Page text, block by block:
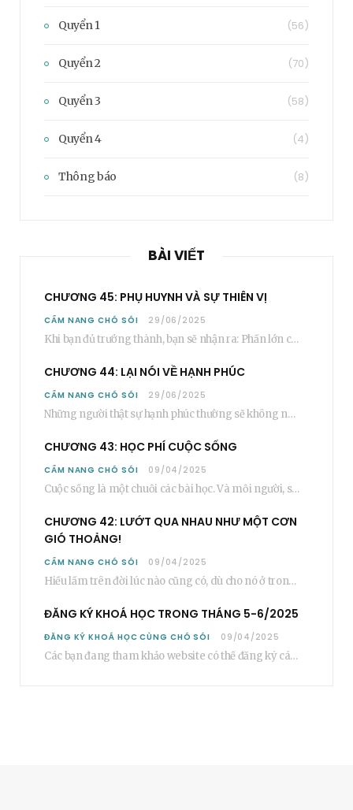
Quyển 1 (56)
Quyển 2 (70)
Quyển 3 (58)
Quyển 4 (4)
Thông báo (8)
BÀI VIẾT
CHƯƠNG 45: PHỤ HUYNH VÀ SỰ THIÊN VỊ
CẨM NANG CHÓ SÓI 29/06/2025
Khi bạn đủ trưởng thành, bạn sẽ nhận ra: Phần lớn các bậc phụ huynh…
CHƯƠNG 44: LẠI NÓI VỀ HẠNH PHÚC
CẨM NANG CHÓ SÓI 29/06/2025
Những người thật sự hạnh phúc thường sẽ không nói cụ thể rằng bạn “phải”…
CHƯƠNG 43: HỌC PHÍ CUỘC SỐNG
CẨM NANG CHÓ SÓI 09/04/2025
Cuộc sống là một chuỗi các bài học. Và mỗi người, sẽ phải học rất…
CHƯƠNG 42: LƯỚT QUA NHAU NHƯ MỘT CƠN
GIÓ THOẢNG!
CẨM NANG CHÓ SÓI 09/04/2025
Hiểu lầm trên đời lúc nào cũng có, dù cho nó ở trong một mối…
ĐĂNG KÝ KHOÁ HỌC TRONG THÁNG 5-6/2025
ĐĂNG KÝ KHOÁ HỌC CÙNG CHÓ SÓI 09/04/2025
Các bạn đang tham khảo website có thể đăng ký các khoá học cơ bản…